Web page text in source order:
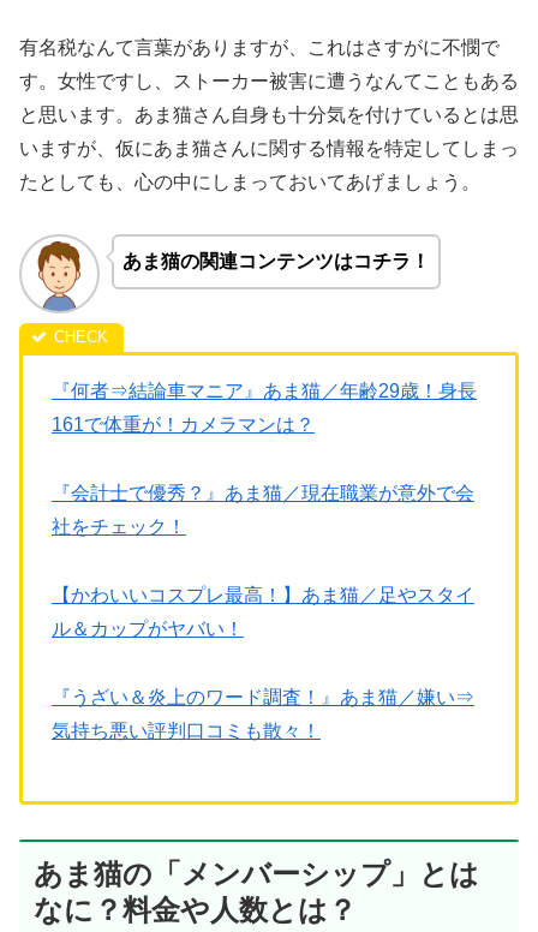
有名税なんて言葉がありますが、これはさすがに不憫で
す。女性ですし、ストーカー被害に遭うなんてこともある
と思います。あま猫さん自身も十分気を付けているとは思
いますが、仮にあま猫さんに関する情報を特定してしまっ
たとしても、心の中にしまっておいてあげましょう。
あま猫の関連コンテンツはコチラ！
『何者⇒結論車マニア』あま猫／年齢29歳！身長
161で体重が！カメラマンは？
『会計士で優秀？』あま猫／現在職業が意外で会
社をチェック！
【かわいいコスプレ最高！】あま猫／足やスタイ
ル＆カップがヤバい！
『うざい＆炎上のワード調査！』あま猫／嫌い⇒
気持ち悪い評判口コミも散々！
あま猫の「メンバーシップ」とは
なに？料金や人数とは？